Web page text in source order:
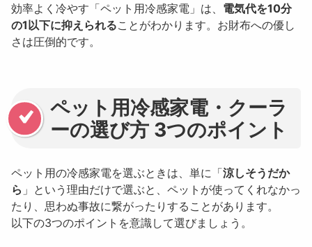
効率よく冷やす「ペット用冷感家電」は、 電気代を10分
の1以下に抑えられることがわかります。お財布への優し
さは圧倒的です。
ペット用冷感家電・クーラ
ーの選び方 3つのポイント
ペット用の冷感家電を選ぶときは、単に「涼しそうだか
ら 」という理由だけで選ぶと、ペットが使ってくれなかっ
たり、思わぬ事故に繋がったりすることがあります。
以下の3つのポイントを意識して選びましょう。